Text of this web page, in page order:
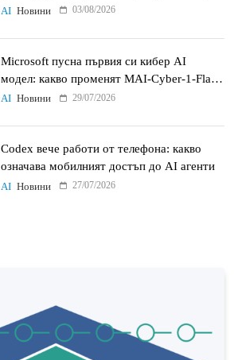
AI Новини 03/08/2026
Microsoft пусна първия си кибер AI
модел: какво променят MAI-Cyber-1-Flash
и Project Perception
AI Новини 29/07/2026
Codex вече работи от телефона: какво
означава мобилният достъп до AI агенти
AI Новини 27/07/2026